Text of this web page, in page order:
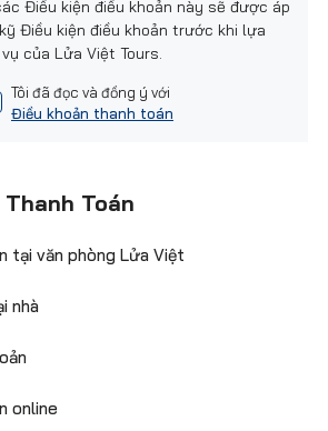
Điều kiện điều khoản này sẽ được áp
Điều kiện điều khoản trước khi lựa
của Lửa Việt Tours.
Tôi đã đọc và đồng ý với
Điều khoản thanh toán
Toán
tại văn phòng Lửa Việt
nhà
online